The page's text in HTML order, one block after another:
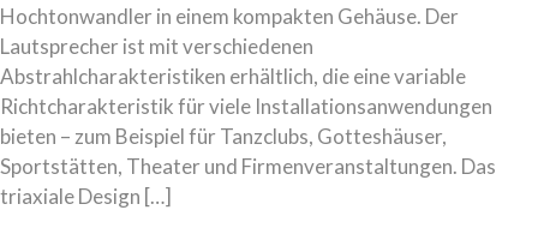
Hochtonwandler in einem kompakten Gehäuse. Der
Lautsprecher ist mit verschiedenen
Abstrahlcharakteristiken erhältlich, die eine variable
Richtcharakteristik für viele Installationsanwendungen
bieten – zum Beispiel für Tanzclubs, Gotteshäuser,
Sportstätten, Theater und Firmenveranstaltungen. Das
triaxiale Design […]